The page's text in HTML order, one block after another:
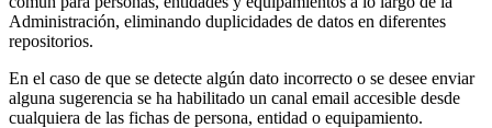
Administración, eliminando duplicidades de datos en diferentes
repositorios.
En el caso de que se detecte algún dato incorrecto o se desee enviar
alguna sugerencia se ha habilitado un canal email accesible desde
cualquiera de las fichas de persona, entidad o equipamiento.